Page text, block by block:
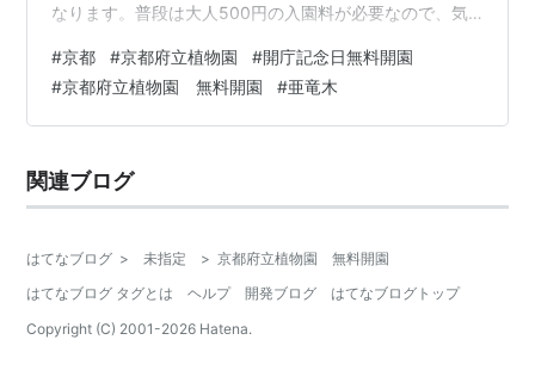
なります。普段は大人500円の入園料が必要なので、気
り有料となっています。 京都府立植物園は1924年に開園
した、日本で最も歴史のある公立総合植物園です。 広大
な園内には約12,000種類もの植物が植栽されており、春
わり、秋の紅葉など、一年を通してさまざまな植物を楽
しむことができます。 亜竜…
#京都 #京都府立植物園 #開庁記念日無料開園
#京都府立植物園 無料開園 #亜竜木
関連ブログ
はてなブログ > 未指定 > 京都府立植物園 無料開園
はてなブログ タグとは
ヘルプ 開発ブログ
はてなブログトップ
Copyright (C) 2001-2026 Hatena.